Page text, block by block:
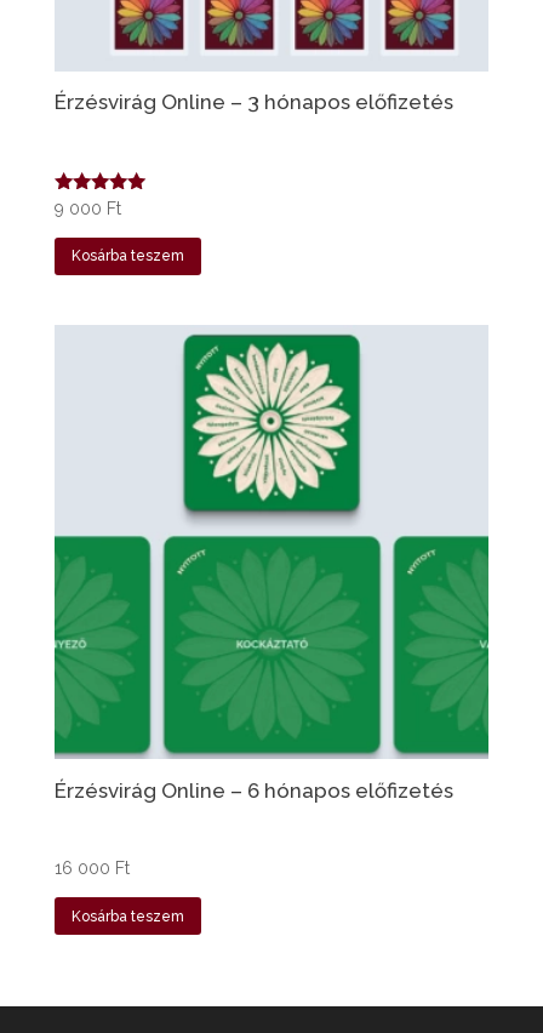
Érzésvirág Online – 3 hónapos előfizetés
Értékelés:
5.00
/ 5
9 000 Ft
Kosárba teszem
Érzésvirág Online – 6 hónapos előfizetés
16 000 Ft
Kosárba teszem